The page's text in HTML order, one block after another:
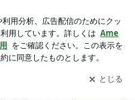
なママオフィシャルブログ
いもの日記」Powered by Am
更新通知
を受け取りまし
開く